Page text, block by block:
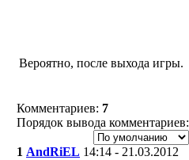
Вероятно, после выхода игры.
Комментариев: 7
Порядок вывода комментариев:
1 AndRiEL 14:14 - 21.03.2012